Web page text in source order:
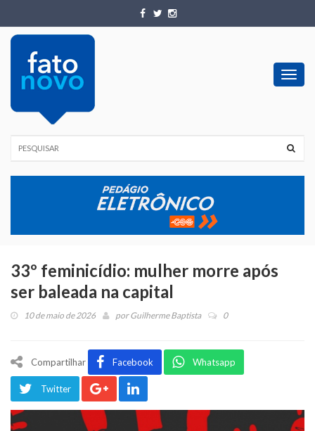
33º feminicídio: mulher morre após
ser baleada na capital
10 de maio de 2026 porGuilherme Baptista 0
Compartilhar Facebook Whatsapp
Twitter